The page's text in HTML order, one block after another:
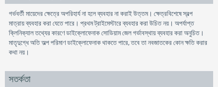
গর্ভবর্তী মায়েদের ক্ষেত্রে অপরিহার্য না হলে ব্যবহার না করাই উত্তম। ক্ষেত্রবিশেষে স্বল্প
মাত্রায় ব্যবহার করা যেতে পারে। প্রথম ট্রাইমেস্টারে ব্যবহার করা উচিত নয়। অপর্যাপ্ত
ক্লিনিক্যাল তথ্যের কারণে ডাইক্লোফেনাক সোডিয়াম জেল গর্ভাবস্থায় ব্যবহার করা অনুচিত।
মাতৃদুগ্ধে অতি অল্প পরিমাণ ডাইক্লোফেনাক থাকতে পারে, তবে তা নবজাতকের কোন ক্ষতি করার
কথা নয়।
সতর্কতা